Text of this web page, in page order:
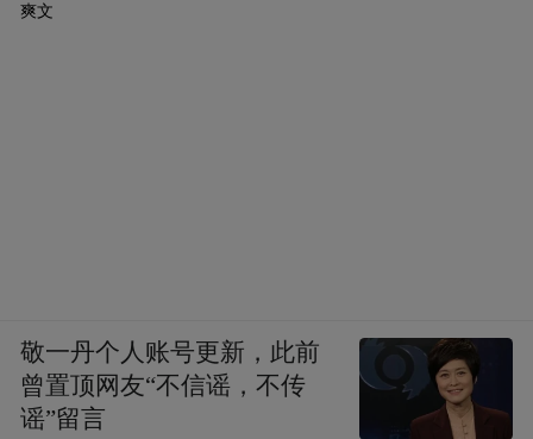
爽文
敬一丹个人账号更新，此前
曾置顶网友“不信谣，不传
谣”留言